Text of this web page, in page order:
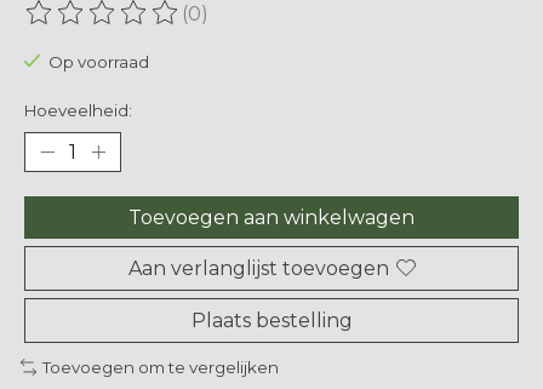
De beoordeling van dit product is
(0)
Op voorraad
Hoeveelheid:
Toevoegen aan winkelwagen
Aan verlanglijst toevoegen
Plaats bestelling
Toevoegen om te vergelijken